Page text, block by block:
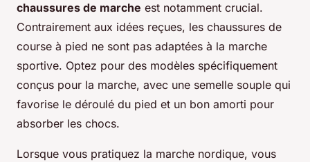
chaussures de marche est notamment crucial.
Contrairement aux idées reçues, les chaussures de
course à pied ne sont pas adaptées à la marche
sportive. Optez pour des modèles spécifiquement
conçus pour la marche, avec une semelle souple qui
favorise le déroulé du pied et un bon amorti pour
absorber les chocs.
Lorsque vous pratiquez la marche nordique, vous